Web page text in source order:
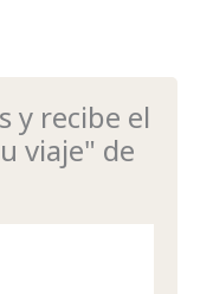
y recibe el
viaje" de